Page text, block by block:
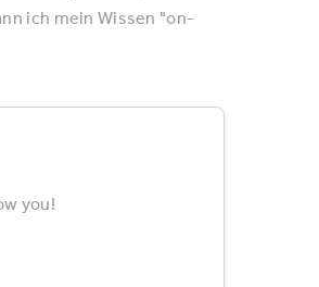
ich mein Wissen "on-
you!